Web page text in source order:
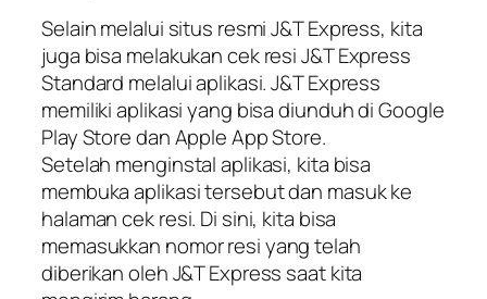
Selain melalui situs resmi J&T Express, kita
juga bisa melakukan cek resi J&T Express
Standard melalui aplikasi. J&T Express
memiliki aplikasi yang bisa diunduh di Google
Play Store dan Apple App Store.
Setelah menginstal aplikasi, kita bisa
membuka aplikasi tersebut dan masuk ke
halaman cek resi. Di sini, kita bisa
memasukkan nomor resi yang telah
diberikan oleh J&T Express saat kita